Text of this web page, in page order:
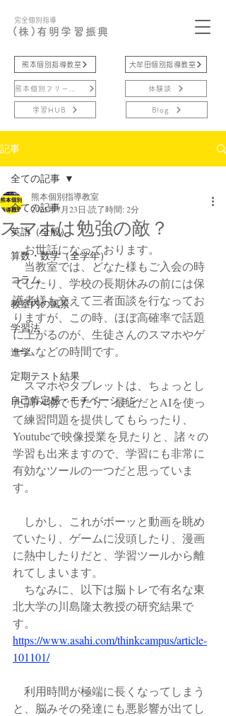
完全個別指導
(株)有明学習振興
熊本個別指導教室
学習HUB
大牟田個別指導教室
体験談
Blog
記事
全ての記事
英語（全般）
算数・数学（全学年）
コラム
教室内の風景
学習法
進学
定期テスト結果
自己肯定感・モチベーション
全ての記事
スマホは勉強の敵？
熊本個別指導教室
2025年7月23日 読了時間: 2分
お世話になっております。
当教室では、どなた様もご入会の時
でしたり、学校の長期休みの前には保
護者様も交えて三者面談を行なってお
りますが、この時、ほぼ高確率で話題
に上がるのが、生徒さんのスマホやゲ
ームなどの時間です。
スマホやタブレットは、ちょっとし
た調べ物でしたり、最近だとAIを使っ
て練習問題を提供してもらったり、
Youtubeで映像授業を見たりと、諸々の
学習も出来ますので、学習にも非常に
有効なツールの一つだと思っていま
す。
しかし、これがボーッと動画を眺め
ていたり、ゲームに没頭したり、漫画
に熱中したりだと、学習ツールから離
れてしまいます。
ちなみに、以下は脳トレで有名な東
北大学の川島隆太教授の研究結果で
す。
https://www.asahi.com/thinkcampus/article-
101101/
利用時間が極端に長くなってしまう
と、脳みその発達にも悪影響が出てし